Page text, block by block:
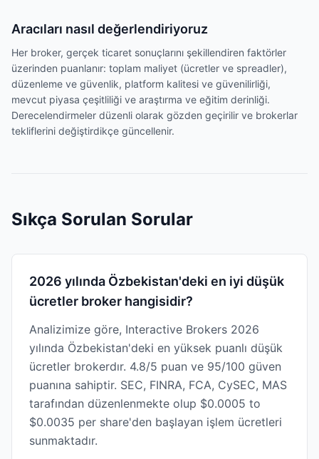
Aracıları nasıl değerlendiriyoruz
Her broker, gerçek ticaret sonuçlarını şekillendiren faktörler
üzerinden puanlanır: toplam maliyet (ücretler ve spreadler),
düzenleme ve güvenlik, platform kalitesi ve güvenilirliği,
mevcut piyasa çeşitliliği ve araştırma ve eğitim derinliği.
Derecelendirmeler düzenli olarak gözden geçirilir ve brokerlar
tekliflerini değiştirdikçe güncellenir.
Sıkça Sorulan Sorular
2026 yılında Özbekistan'deki en iyi düşük
ücretler broker hangisidir?
Analizimize göre, Interactive Brokers 2026
yılında Özbekistan'deki en yüksek puanlı düşük
ücretler brokerdır. 4.8/5 puan ve 95/100 güven
puanına sahiptir. SEC, FINRA, FCA, CySEC, MAS
tarafından düzenlenmekte olup $0.0005 to
$0.0035 per share'den başlayan işlem ücretleri
sunmaktadır.